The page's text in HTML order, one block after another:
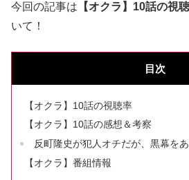
今回の記事は 【オクラ】10話の視
いて！
目次
【オクラ】10話の視聴率
【オクラ】10話の感想＆考察
反町隆史が犯人オチだが、黒幕を
【オクラ】番組情報